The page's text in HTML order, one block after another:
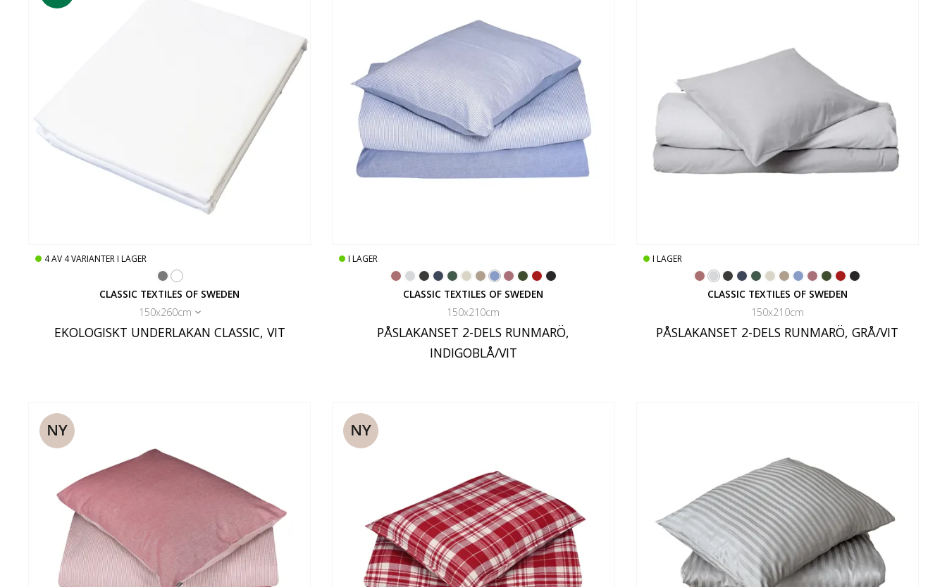
4AV 4VARIANTER I LAGER
CLASSIC TEXTILES OF SWEDEN
150x260cm
EKOLOGISKT UNDERLAKAN CLASSIC, VIT
I LAGER
CLASSIC TEXTILES OF SWEDEN
150x210cm
PÅSLAKANSET 2-DELS RUNMARÖ,
INDIGOBLÅ/VIT
I LAGER
CLASSIC TEXTILES OF SWEDEN
150x210cm
PÅSLAKANSET 2-DELS RUNMARÖ, GRÅ/VIT